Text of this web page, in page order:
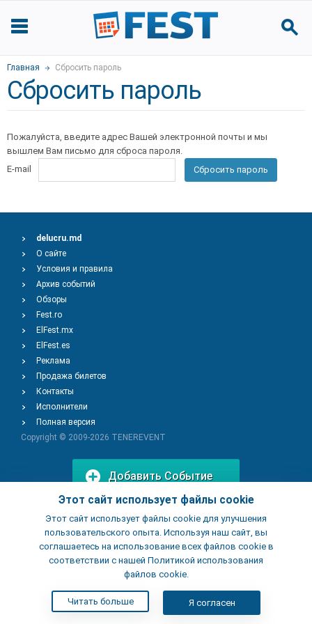
Главная Сбросить пароль
Сбросить пароль
Пожалуйста, введите адрес Вашей электронной почты и мы
вышлем Вам письмо для сброса пароля.
E-mail
Сбросить пароль
Этот сайт использует файлы cookie
Этот сайт использует файлы cookie для улучшения
пользовательского опыта. Используя наш сайт, вы
соглашаетесь на использование всех файлов cookie в
соответствии с нашей Политикой использования
файлов cookie.
Читать больше Я согласен
delucru.md
О сайте
Условия и правила
Архив событий
Обзоры
Fest.ro
ElFest.mx
ElFest.es
Реклама
Продажа билетов
Контакты
Исполнители
Полная версия
Copyright © 2009-2026 TENEREVENT
Добавить Событие
Добавить Заведение